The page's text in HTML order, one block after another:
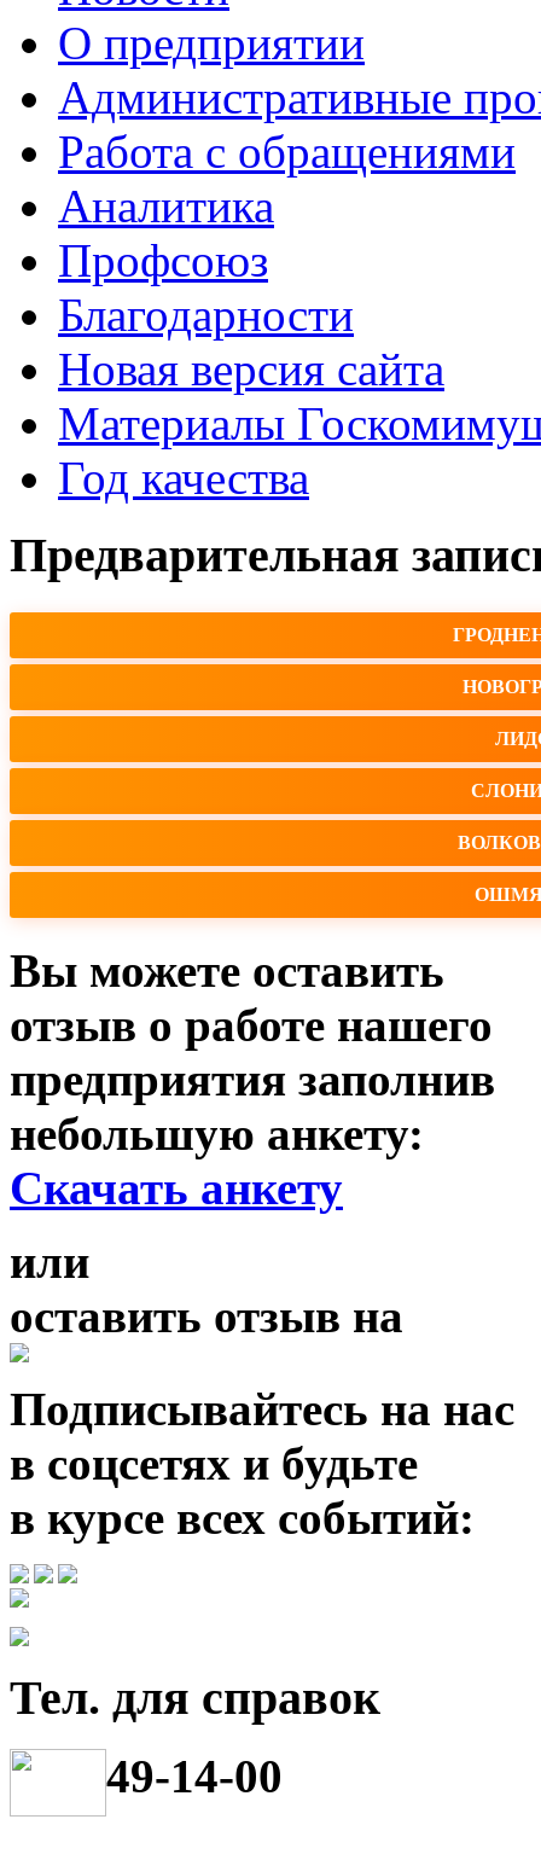
О предприятии
Административные
Работа с обращениями
Аналитика
Профсоюз
Благодарности
Новая версия сайта
Материалы
Год качества
Предварительная
Вы можете оставить
отзыв о работе нашего
предприятия заполнив
небольшую анкету:
Скачать анкету
или
оставить отзыв на
Подписывайтесь на нас
в соцсетях и будьте
в курсе всех событий:
Тел. для справок
49-14-00